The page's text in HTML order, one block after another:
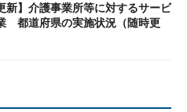
新】介護事業所等に対するサービ
都道府県の実施状況（随時更